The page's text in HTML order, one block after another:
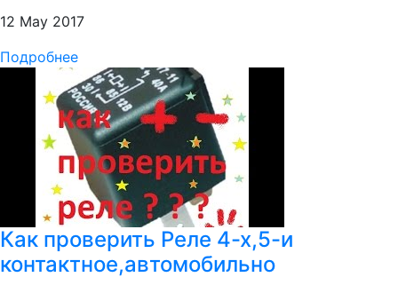
12 May 2017
Подробнее
Как проверить Реле 4-х,5-и
контактное,автомобильно